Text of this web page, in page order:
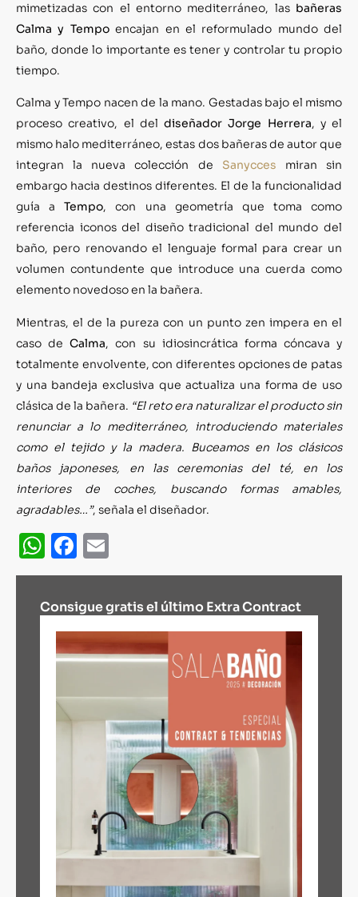
mimetizadas con el entorno mediterráneo, las bañeras
Calma y Tempoencajan en el reformulado mundo del
baño, donde lo importante es tener y controlar tu propio
tiempo.
Calma y Tempo nacen de la mano. Gestadas bajo el mismo
proceso creativo, el del diseñador Jorge Herrera, y el
mismo halo mediterráneo, estas dos bañeras de autor que
integran la nueva colección de
Sanycces miran sin
embargo hacia destinos diferentes. El de la funcionalidad
guía aTempo, con una geometría que toma como
referencia iconos del diseño tradicional del mundo del
baño, pero renovando el lenguaje formal para crear un
volumen contundente que introduce una cuerda como
elemento novedoso en la bañera.
Mientras, el de la pureza con un punto zen impera en el
caso deCalma, con su idiosincrática forma cóncava y
totalmente envolvente, con diferentes opciones de patas
y una bandeja exclusiva que actualiza una forma de uso
clásica de la bañera. “El reto era naturalizar el producto sin
renunciar a lo mediterráneo, introduciendo materiales
como el tejido y la madera. Buceamos en los clásicos
baños japoneses, en las ceremonias del té, en los
interiores de coches, buscando formas amables,
agradables…”, señala el diseñador.
WhatsApp
Facebook
Consigue gratis el último Extra Contract